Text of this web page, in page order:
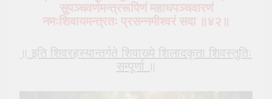
सुपञ्चवर्णमन्त्ररूपिणं महाघपञ्चवारणं
नमःशिवायमन्त्रतः प्रसन्नमीश्वरं सदा ॥४२॥
॥ इति शिवरहस्यान्तर्गते शिवाख्ये शिलादकृता शिवस्तुतिः
सम्पूर्णा ॥